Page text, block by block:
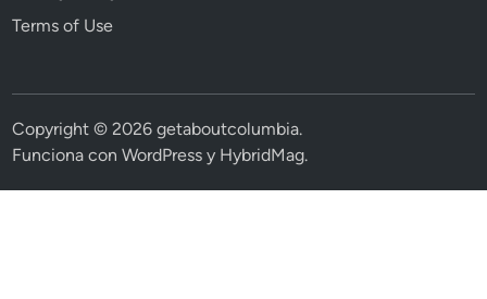
Terms of Use
Copyright © 2026getaboutcolumbia.
Funciona conWordPress y HybridMag.